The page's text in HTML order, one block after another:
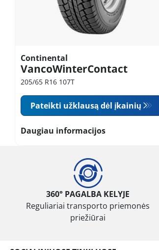
Continental
VancoWinterContact
205/65 R16 107T
Pateikti užklausą dėl įkainių
Daugiau informacijos
360° PAGALBA KELYJE
Reguliariai transporto priemonės
priežiūrai